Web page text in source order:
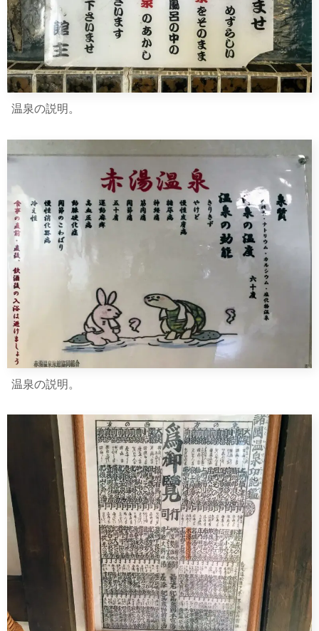
温泉の説明。
温泉の説明。